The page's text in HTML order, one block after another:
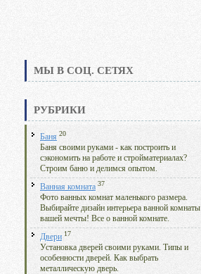
МЫ В СОЦ. СЕТЯХ
РУБРИКИ
Баня 20
Баня своими руками - как построить и
сэкономить на работе и стройматериалах?
Строим баню и делимся опытом.
Ванная комната 37
Фото ванных комнат маленького размера.
Выбирайте дизайн интерьера ванной комнаты
вашей мечты! Все о ванной комнате.
Двери 17
Установка дверей своими руками. Типы и
особенности дверей. Как выбрать
металлическую дверь.